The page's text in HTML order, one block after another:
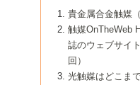
8号 高機能化ポリオレフ
触媒の最近の進展
7号 持続可能社会実現の
触媒関連技術
5号 若手会員による触媒
企業編
6号 第102回触媒討論会
7号 触媒・化学反応にお
5号 こんな物質，あんな
の可能性―
7号 『結晶の化学』を活
5号 水素製造・貯蔵のた
しい展開
6号 第98回触媒討論会
7号 基礎化学品製造の触
4号 水分解用光触媒材料
5号 時間分解分光の進歩
6号 第96回触媒討論会
2号 第93回触媒討論会
3号 特殊エネルギー場の
4号 生体内における金属
5号 ファインケミカルズ
1号 なぜこの触媒が良い
2号 第91回触媒討論会
3号 最近の自動車排ガス処
4号 触媒研究の現状と将
▼44巻（2002年）
1号 高次制御された触媒
2号 第89回触媒討論会
3号 触媒を利用した電気
▼43巻（2001年）
1号 グリーンケミストリー
2号 第87回触媒討論会特集
▼42巻（2000年）
1号 触媒反応工学の明日
▼41巻（1999年）
貴金属合金触媒
触媒OnTheWeb
誌のウェブサイ
回）
光触媒はどこま